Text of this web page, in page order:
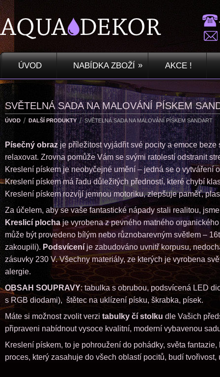
ÚVOD NABÍDKA ZBOŽÍ » AKCE !
SVĚTELNÁ SADA NA MALOVÁNÍ PÍSKEM
ÚVOD DALŠÍ PRODUKTY SVĚTELNÁ SADA NA MALOVÁNÍ PÍSKEM SANDART
Písečný obrazje příležitost vyjádřit své pocity a emoce
relaxovat. Zrovna pomůže Vám se svými ratolestí odstranit
Kreslení pískem je neobyčejné umění – jedná se o vytváření
Kreslení pískem má řadu důležitých předností, které chybí
Kreslení pískem rozvíjí jemnou motoriku, zlepšuje paměť,
Za účelem, aby se vaše fantastické nápady stali realitou,
Kreslicí plochaje vyrobena z pevného matného
může být provedeno bílým nebo různobarevným světlem –
zakoupili). Podsvícení je zabudováno uvnitř korpusu,
zásuvky 230 V. Všechny materiály, ze kterých je vyrobena
alergie.
OBSAH SOUPRAVY: tabulka s obrubou, podsvícená LED
s RGB diodami), štětec na uklízení písku, škrabka, písek.
Máte si možnost zvolit verzi tabulky čí stolku dle Vašich
připraveni nabídnout vysoce kvalitní, moderní vybavenou
Kreslení pískem, to je pohroužení do pohádky, světa
proces, který zasahuje do všech oblastí pocitů, budí